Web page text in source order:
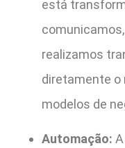
está
realizamos
diretamente o
modelos de
Automação: